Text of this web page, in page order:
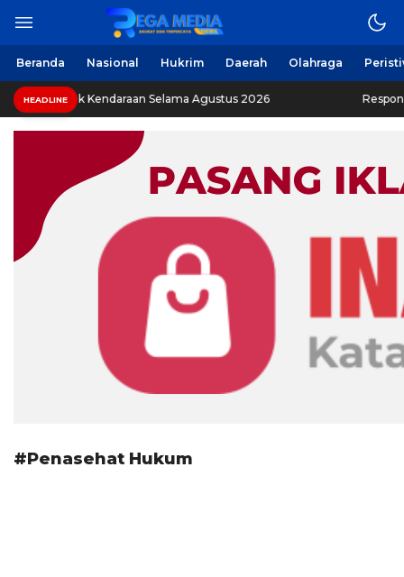
Regamedianews.com
Berita Harian Online
Beranda Nasional Hukrim Daerah Olahraga
HEADLINE
Pajak Kendaraan Selama Agustus 2026 Respons
#Penasehat Hukum